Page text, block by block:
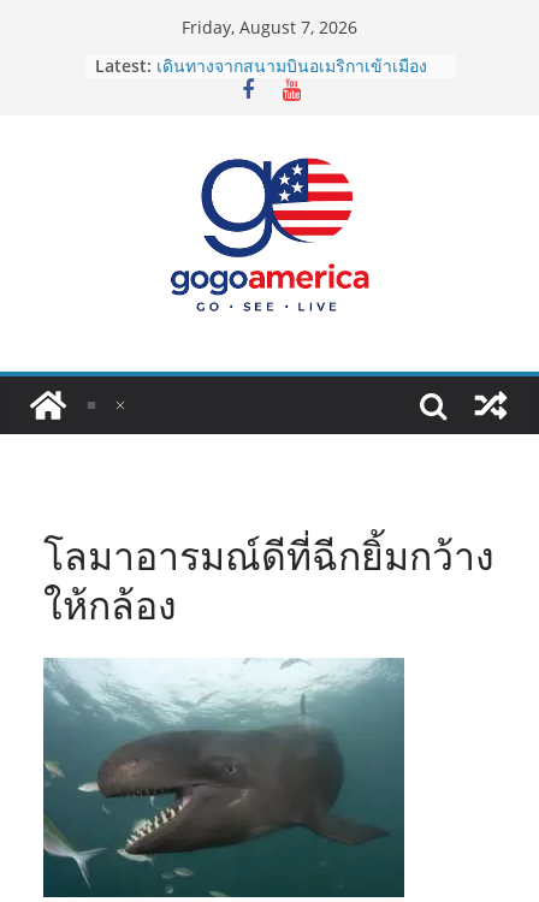
Friday, August 7, 2026
Latest: เดินทางจากสนามบินอเมริกาเข้าเมือง
2026: LAX, JFK, SFO ไปยังไงดี?
ประเทศต้องรู้
ซิมการ์ดอเมริกา 2026: ใช้ยี่ห้อไหนดี
ที่สุด? เปรียบเทียบครบจบในบทความ
โอนเงินจากอเมริกากลับไทย ใช้วิธีไหน
ประหยัดและคุ้มที่สุดในปี 2026?
VPN สำหรับใช้ในอเมริกา 2026: ตัว
โลมาอารมณ์ดีที่ฉีกยิ้มกว้าง
ให้กล้อง